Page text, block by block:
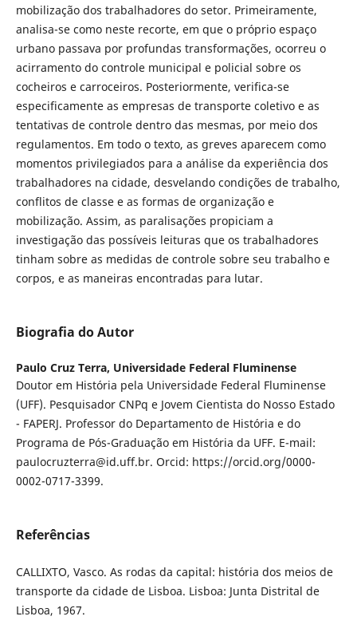
mobilização dos trabalhadores do setor. Primeiramente,
analisa-se como neste recorte, em que o próprio espaço
urbano passava por profundas transformações, ocorreu o
acirramento do controle municipal e policial sobre os
cocheiros e carroceiros. Posteriormente, verifica-se
especificamente as empresas de transporte coletivo e as
tentativas de controle dentro das mesmas, por meio dos
regulamentos. Em todo o texto, as greves aparecem como
momentos privilegiados para a análise da experiência dos
trabalhadores na cidade, desvelando condições de trabalho,
conflitos de classe e as formas de organização e
mobilização. Assim, as paralisações propiciam a
investigação das possíveis leituras que os trabalhadores
tinham sobre as medidas de controle sobre seu trabalho e
corpos, e as maneiras encontradas para lutar.
Biografia do Autor
Paulo Cruz Terra, Universidade Federal Fluminense
Doutor em História pela Universidade Federal Fluminense
(UFF). Pesquisador CNPq e Jovem Cientista do Nosso Estado
- FAPERJ. Professor do Departamento de História e do
Programa de Pós-Graduação em História da UFF. E-mail:
paulocruzterra@id.uff.br. Orcid: https://orcid.org/0000-
0002-0717-3399.
Referências
CALLIXTO, Vasco. As rodas da capital: história dos meios de
transporte da cidade de Lisboa. Lisboa: Junta Distrital de
Lisboa, 1967.